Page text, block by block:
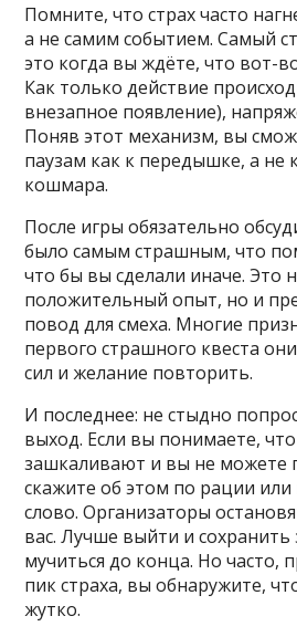
Помните, что страх часто
а не самим событием. Самый
это когда вы ждёте, что вот-
Как только действие
внезапное появление),
Поняв этот механизм, вы
паузам как к передышке, а не
кошмара.
После игры обязательно
было самым страшным, что
что бы вы сделали иначе. Это
положительный опыт, но и
повод для смеха. Многие
первого страшного квеста
сил и желание повторить.
И последнее: не стыдно
выход. Если вы понимаете,
зашкаливают и вы не можете
скажите об этом по рации или
слово. Организаторы
вас. Лучше выйти и
мучиться до конца. Но часто,
пик страха, вы обнаружите,
жутко.